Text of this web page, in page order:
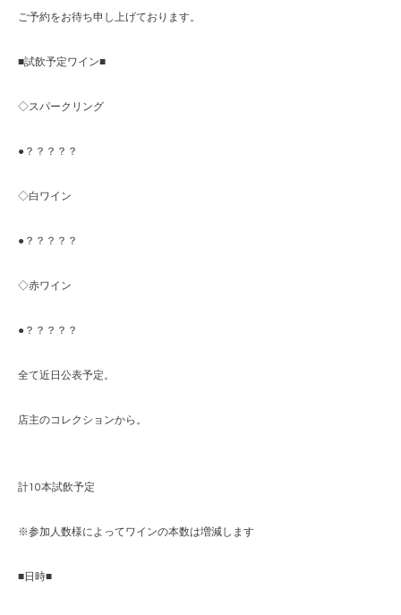
ご予約をお待ち申し上げております。
■試飲予定ワイン■
◇スパークリング
●？？？？？
◇白ワイン
●？？？？？
◇赤ワイン
●？？？？？
全て近日公表予定。
店主のコレクションから。
計10本試飲予定
※参加人数様によってワインの本数は増減します
■日時■